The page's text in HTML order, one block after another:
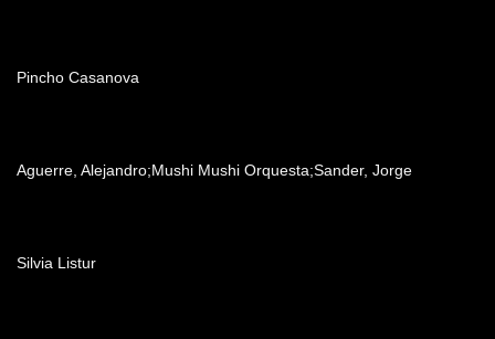
Pincho Casanova
Aguerre, Alejandro;Mushi Mushi Orquesta;Sander, Jorge
Silvia Listur